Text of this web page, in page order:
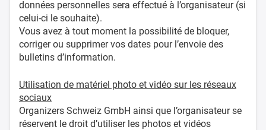
données personnelles sera effectué à l’organisateur (si
celui-ci le souhaite).
Vous avez à tout moment la possibilité de bloquer,
corriger ou supprimer vos dates pour l’envoie des
bulletins d’information.
Utilisation de matériel photo et vidéo sur les réseaux
sociaux
Organizers Schweiz GmbH ainsi que l’organisateur se
réservent le droit d’utiliser les photos et vidéos